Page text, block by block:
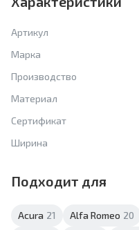
Артикул
Марка
Производство
Материал
Сертификат
Ширина
Подходит для
Acura 21 Alfa Romeo 20